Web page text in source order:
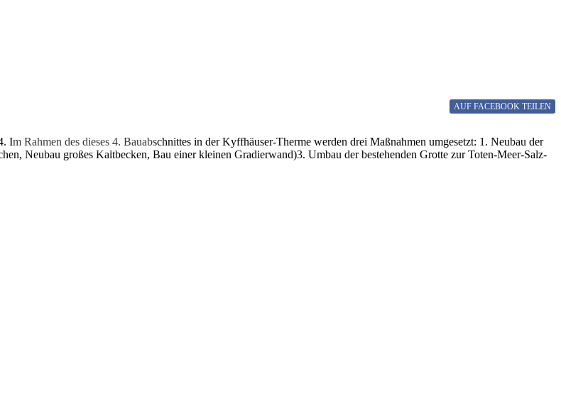
AUF FACEBOOK TEILEN
Rahmen des dieses 4. Bauabschnittes in der Kyffhäuser-Therme werden drei Maßnahmen umgesetzt: 1. Neubau der
Neubau großes Kaltbecken, Bau einer kleinen Gradierwand)3. Umbau der bestehenden Grotte zur Toten-Meer-Salz-